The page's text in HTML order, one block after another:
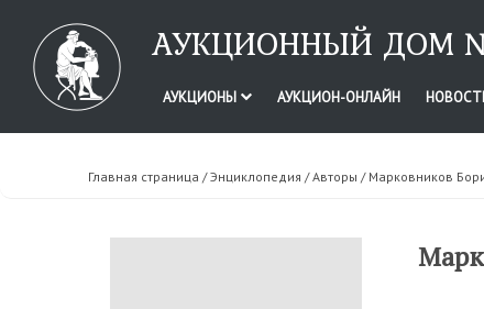
АУКЦИОННЫЙ ДОМ
АУКЦИОНЫ АУКЦИОН-ОНЛАЙН
Главная страница /Энциклопедия /Авторы / Марковников